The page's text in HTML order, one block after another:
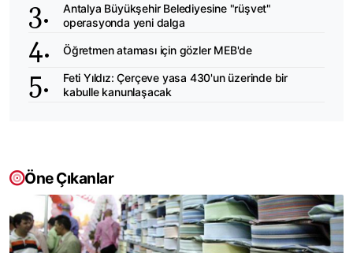
Antalya Büyükşehir Belediyesine "rüşvet"
operasyonda yeni dalga
Öğretmen ataması için gözler MEB'de
Feti Yıldız: Çerçeve yasa 430'un üzerinde bir
kabulle kanunlaşacak
Öne Çıkanlar